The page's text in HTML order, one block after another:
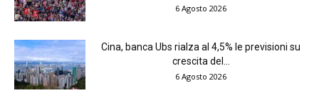
6 Agosto 2026
Cina, banca Ubs rialza al 4,5% le previsioni su
crescita del...
6 Agosto 2026